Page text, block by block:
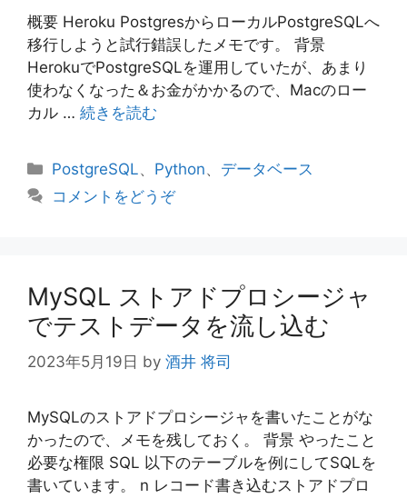
概要 Heroku PostgresからローカルPostgreSQLへ
移行しようと試行錯誤したメモです。 背景
HerokuでPostgreSQLを運用していたが、あまり
使わなくなった＆お金がかかるので、Macのロー
カル … 続きを読む
カ
PostgreSQL、 Python、 データベース
コメントをどうぞ
MySQL ストアドプロシージャ
でテストデータを流し込む
2023年5月19日 by 酒井 将司
MySQLのストアドプロシージャを書いたことがな
かったので、メモを残しておく。 背景 やったこと
必要な権限 SQL 以下のテーブルを例にしてSQLを
書いています。 n レコード書き込むストアドプロ